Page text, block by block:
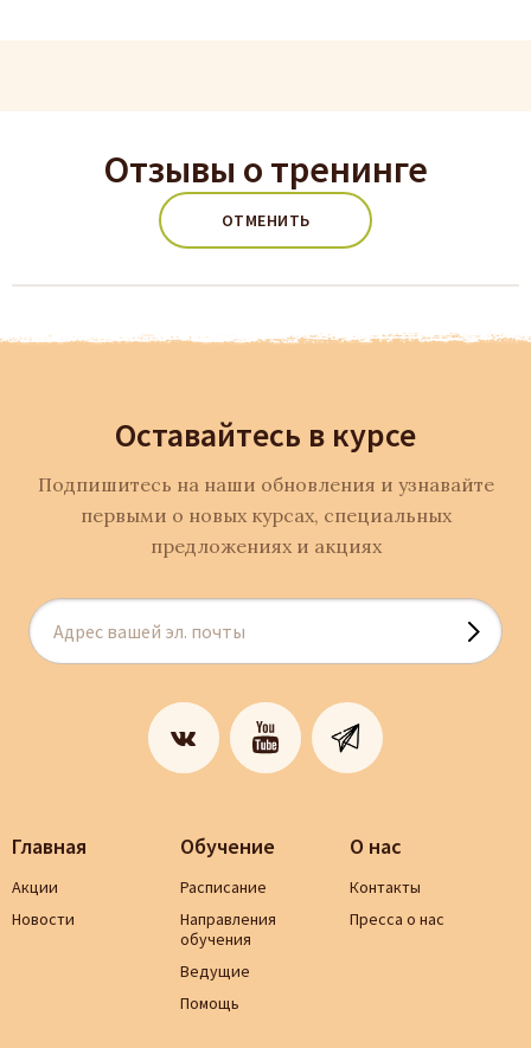
Отзывы о тренинге
ОТМЕНИТЬ
Оставайтесь в курсе
Подпишитесь на наши обновления и узнавайте
первыми о новых курсах, специальных
предложениях и акциях
Главная
Акции
Новости
Обучение
Расписание
Направления
обучения
Ведущие
Помощь
О нас
Контакты
Пресса о нас